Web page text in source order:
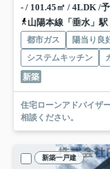
- / 101.45㎡ / 4LDK /
山陽本線「垂水」
都市ガス 陽当り良
システムキッチン
新築
住宅ローンアドバイザ
相談ください。
新築一戸建